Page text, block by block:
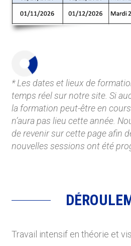
* Les dates et lieux de
temps réel sur notre site. Si
la formation peut-être en
n’aura pas lieu cette année.
de revenir sur cette page afin
nouvelles sessions ont été
Travail intensif en théorie et